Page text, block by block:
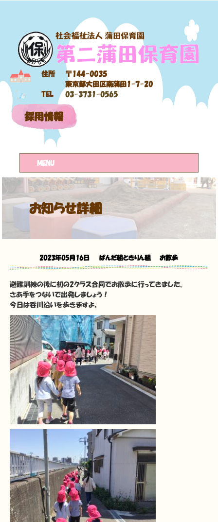
住所
〒144-0035
東京都大田区南蒲田1-7-20
TEL
03-3731-0565
採用情報
MENU
お知らせ詳細
2023年05月16日 ぱんだ組ときりん組 お散歩
避難訓練の後に初の2クラス合同でお散歩に行ってきました。
さあ手をつないで出発しましょう！
今日は呑川沿いを歩きますよ。